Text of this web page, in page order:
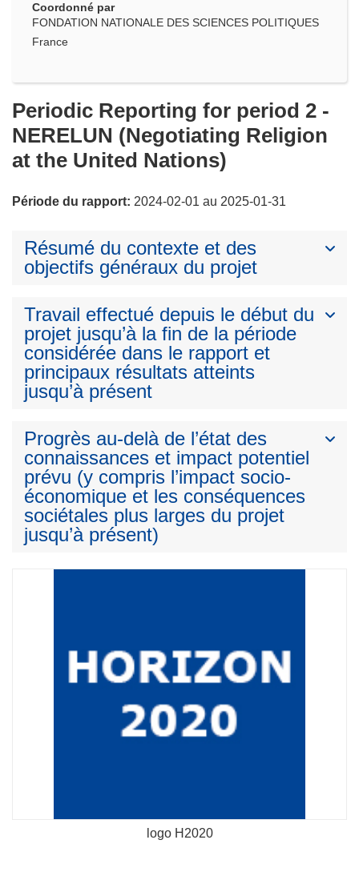
Coordonné par
FONDATION NATIONALE DES SCIENCES POLITIQUES
France
Periodic Reporting for period 2 -
NERELUN (Negotiating Religion
at the United Nations)
Période du rapport: 2024-02-01 au 2025-01-31
Résumé du contexte et des
objectifs généraux du projet
Travail effectué depuis le début du
projet jusqu’à la fin de la période
considérée dans le rapport et
principaux résultats atteints
jusqu’à présent
Progrès au-delà de l’état des
connaissances et impact potentiel
prévu (y compris l’impact socio-
économique et les conséquences
sociétales plus larges du projet
jusqu’à présent)
logo H2020